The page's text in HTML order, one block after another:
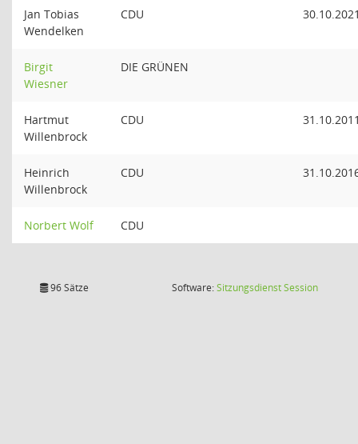
Jan Tobias
Wendelken
CDU
Birgit
Wiesner
DIE GRÜNEN
Hartmut
Willenbrock
CDU
Heinrich
Willenbrock
CDU
Norbert Wolf CDU
96 Sätze Software:SitzungsdienstSession(Wird in